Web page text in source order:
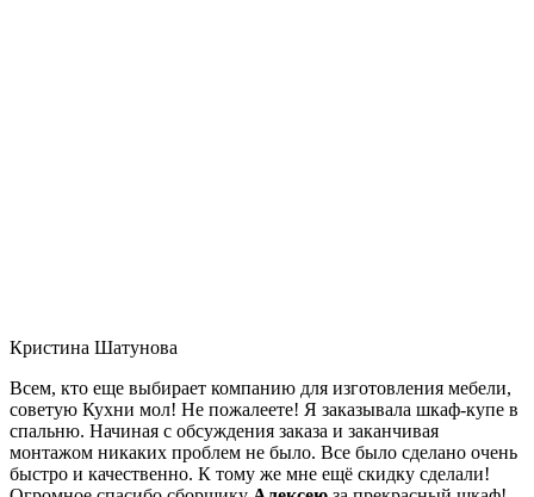
Кристина Шатунова
Всем, кто еще выбирает компанию для изготовления мебели,
советую Кухни мол! Не пожалеете! Я заказывала шкаф-купе в
спальню. Начиная с обсуждения заказа и заканчивая
монтажом никаких проблем не было. Все было сделано очень
быстро и качественно. К тому же мне ещё скидку сделали!